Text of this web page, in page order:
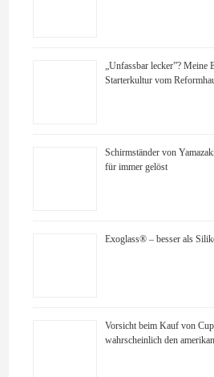
„Unfassbar lecker”?
Starterkultur vom
Schirmständer von
für immer gelöst
Exoglass® – besser als
Vorsicht beim Kauf von
wahrscheinlich den